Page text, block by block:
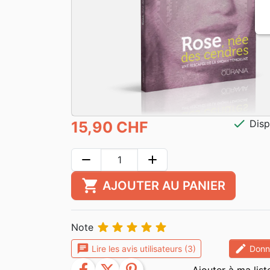
15,90 CHF check
remove add
shopping_cart AJOUTER AU PANIER
Note     
chat Lire les avis utilisateurs (3) edit